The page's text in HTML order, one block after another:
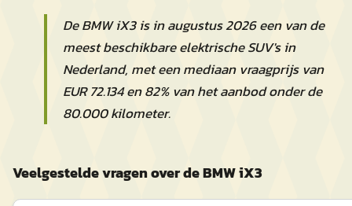
De BMW iX3 is in augustus 2026 een van de
meest beschikbare elektrische SUV's in
Nederland, met een mediaan vraagprijs van
EUR 72.134 en 82% van het aanbod onder de
80.000 kilometer.
Veelgestelde vragen over de BMW iX3